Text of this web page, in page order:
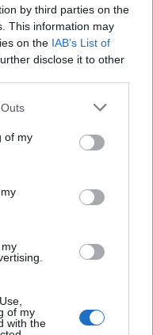
by third parties on the
This information may
on the IAB’s List of
disclose it to other
one or more Google
You may click to
its third-party tags to
in below Google
of my
of my
with the
Pakson